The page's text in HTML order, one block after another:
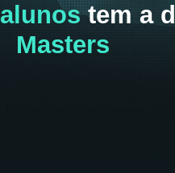
alunostem a
Masters